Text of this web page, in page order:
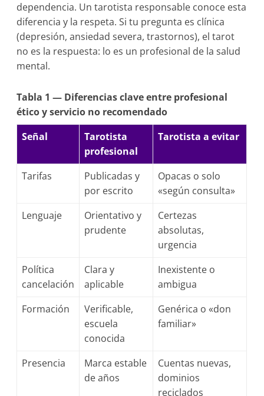
dependencia. Un tarotista responsable conoce esta
diferencia y la respeta. Si tu pregunta es clínica
(depresión, ansiedad severa, trastornos), el tarot
no es la respuesta: lo es un profesional de la salud
mental.
Tabla 1 — Diferencias clave entre profesional
ético y servicio no recomendado
Señal
Tarotista
profesional
Tarotista a evitar
Tarifas
Publicadas y
por escrito
Opacas o solo
«según consulta»
Lenguaje
Orientativo y
prudente
Certezas
absolutas,
urgencia
Política
cancelación
Clara y
aplicable
Inexistente o
ambigua
Formación
Verificable,
escuela
conocida
Genérica o «don
familiar»
Presencia
Marca estable
de años
Cuentas nuevas,
dominios
reciclados